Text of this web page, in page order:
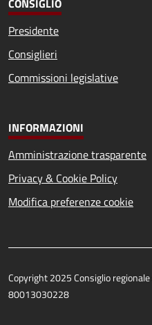
CONSIGLIO
Presidente
Consiglieri
Commissioni legislative
INFORMAZIONI
Amministrazione trasparente
Privacy & Cookie Policy
Modifica preferenze cookie
Copyright 2025 Consiglio regionale
80013030228